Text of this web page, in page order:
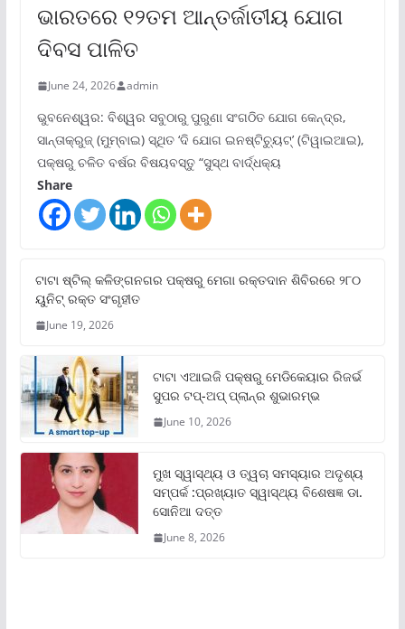
ଭାରତରେ ୧୨ତମ ଆନ୍ତର୍ଜାତୀୟ ଯୋଗ
ଦିବସ ପାଳିତ
June 24, 2026 admin
ଭୁବନେଶ୍ୱର: ବିଶ୍ୱର ସବୁଠାରୁ ପୁରୁଣା ସଂଗଠିତ ଯୋଗ କେନ୍ଦ୍ର,
ସାନ୍ତାକ୍ରୁଜ୍ (ମୁମ୍ବାଇ) ସ୍ଥିତ ‘ଦି ଯୋଗ ଇନଷ୍ଟିଚ୍ୟୁଟ୍‌’ (ଟିୱାଇଆଇ),
ପକ୍ଷରୁ ଚଳିତ ବର୍ଷର ବିଷୟବସ୍ତୁ “ସୁସ୍ଥ ବାର୍ଦ୍ଧକ୍ୟ
Share
ଟାଟା ଷ୍ଟିଲ୍‌ କଳିଙ୍ଗନଗର ପକ୍ଷରୁ ମେଗା ରକ୍ତଦାନ ଶିବିରରେ ୨୮୦
ୟୁନିଟ୍‌ ରକ୍ତ ସଂଗୃହୀତ
June 19, 2026
ଟାଟା ଏଆଇଜି ପକ୍ଷରୁ ମେଡିକେୟାର ରିଜର୍ଭ
ସୁପର ଟପ୍‌-ଅପ୍ ପ୍ଲାନ୍‌ର ଶୁଭାରମ୍ଭ
June 10, 2026
ମୁଖ ସ୍ୱାସ୍ଥ୍ୟ ଓ ତ୍ୱଚା ସମସ୍ୟାର ଅଦୃଶ୍ୟ
ସମ୍ପର୍କ :ପ୍ରଖ୍ୟାତ ସ୍ୱାସ୍ଥ୍ୟ ବିଶେଷଜ୍ଞ ଡା.
ସୋନିଆ ଦତ୍ତ
June 8, 2026